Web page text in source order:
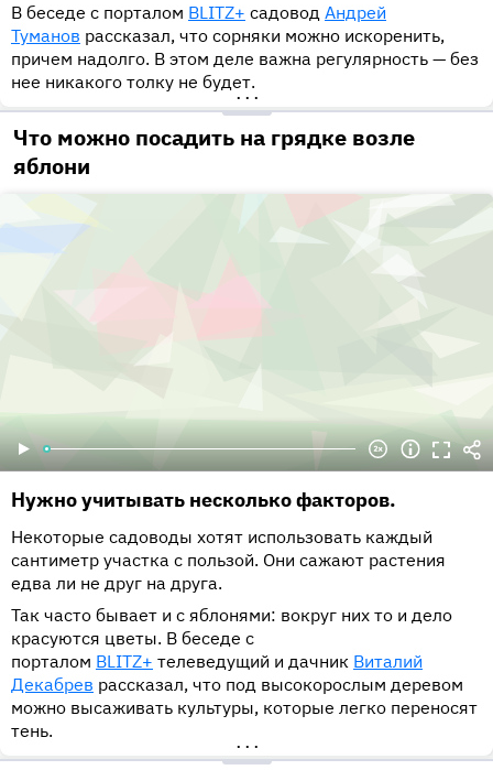
В беседе с порталом BLITZ+ садовод Андрей
Туманов рассказал, что сорняки можно искоренить,
причем надолго. В этом деле важна регулярность — без
нее никакого толку не будет.
•••
Что можно посадить на грядке возле
яблони
Нужно учитывать несколько факторов.
Некоторые садоводы хотят использовать каждый
сантиметр участка с пользой. Они сажают растения
едва ли не друг на друга.
Так часто бывает и с яблонями: вокруг них то и дело
красуются цветы. В беседе с
порталом BLITZ+ телеведущий и дачник Виталий
Декабрев рассказал, что под высокорослым деревом
можно высаживать культуры, которые легко переносят
тень.
•••